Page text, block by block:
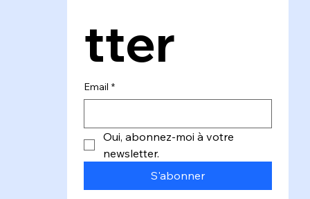
tter
Email *
Oui, abonnez-moi à votre
newsletter.
S'abonner